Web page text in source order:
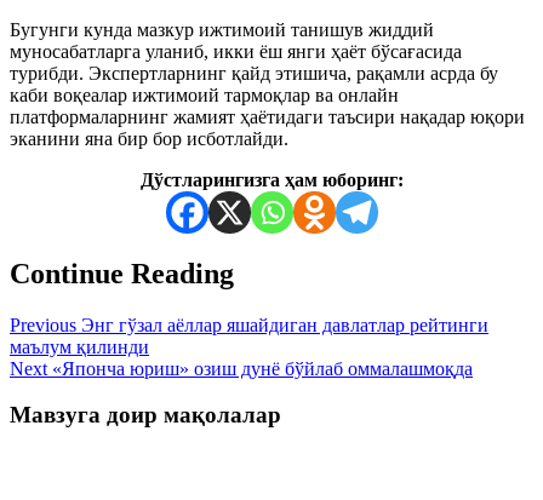
Бугунги кунда мазкур ижтимоий танишув жиддий
муносабатларга уланиб, икки ёш янги ҳаёт бўсағасида
турибди. Экспертларнинг қайд этишича, рақамли асрда бу
каби воқеалар ижтимоий тармоқлар ва онлайн
платформаларнинг жамият ҳаётидаги таъсири нақадар юқори
эканини яна бир бор исботлайди.
Дўстларингизга ҳам юборинг:
Continue Reading
Previous Энг гўзал аёллар яшайдиган давлатлар рейтинги
маълум қилинди
Next «Японча юриш» озиш дунё бўйлаб оммалашмоқда
Мавзуга доир мақолалар